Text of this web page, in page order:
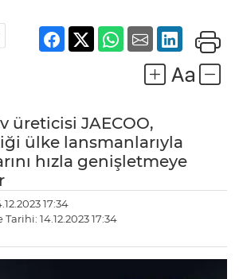
üreticisi JAECOO,
ülke lansmanlarıyla
hızla genişletmeye
17:34
14.12.2023 17:34